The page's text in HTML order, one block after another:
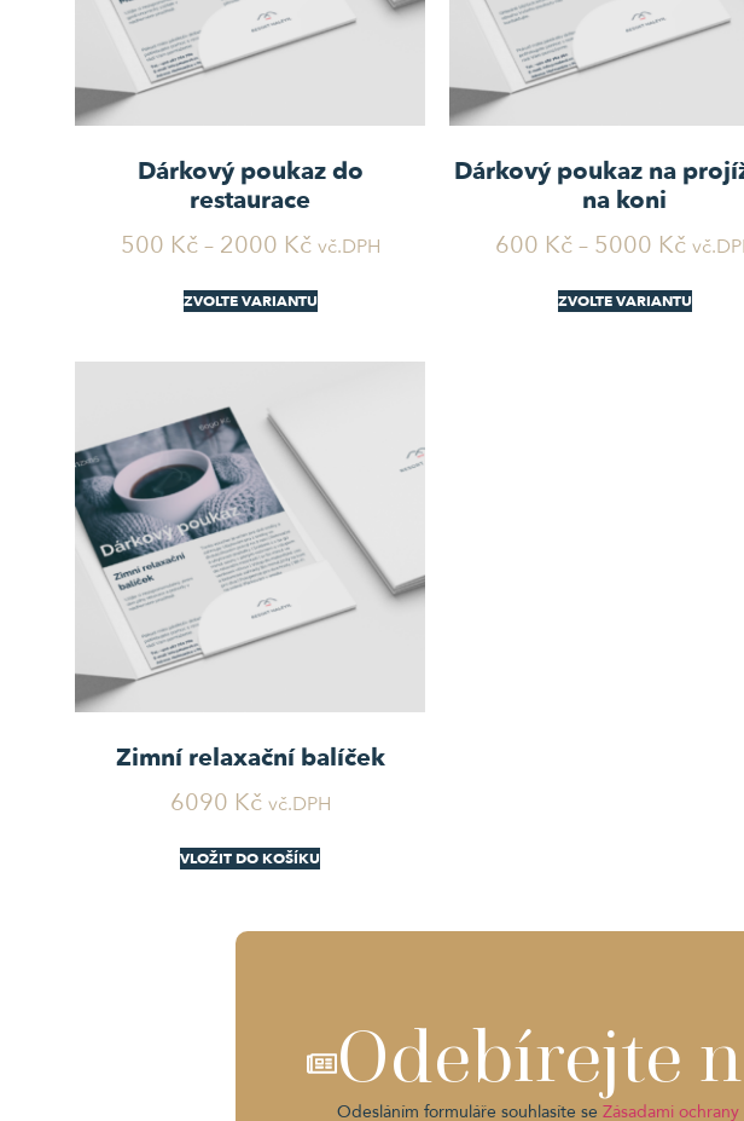
Dárkový poukaz do
restaurace
500 Kč – 2000 Kč vč.DPH
ZVOLTE VARIANTU
Dárkový poukaz na
na koni
600 Kč – 5000 Kč
ZVOLTE VARIANTU
Zimní relaxační balíček
6090 Kč vč.DPH
VLOŽIT DO KOŠÍKU
Odebírejte
Odesláním formuláře souhlasíte se Zásadami